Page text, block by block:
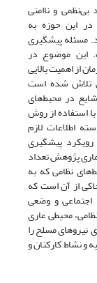
و ناامنی
این حوزه به
مسئله پیشگیری
این موضوع در
از اهمیت بالایی
تلاش شده است
در محیط‌های
استفاده از روش
اطلاعات لازم
پیشگیری
پژوهش تعداد
نظامی که به
از آن است که
اجتماعی و وضعی
محیطی عاری
نیروهای مسلح را
و نشاط کارکنان و